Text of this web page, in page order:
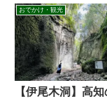
しく解説します。高
家族旅行にもおすす
おでかけ・観光
【伊尾木洞】高